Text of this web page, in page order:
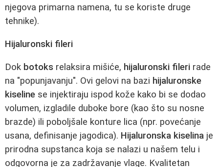
njegova primarna namena, tu se koriste druge
tehnike).
Hijaluronski fileri
Dok botoks relaksira mišiće, hijaluronski fileri rade
na "popunjavanju". Ovi gelovi na bazi hijaluronske
kiseline se injektiraju ispod kože kako bi se dodao
volumen, izgladile duboke bore (kao što su nosne
brazde) ili poboljšale konture lica (npr. povećanje
usana, definisanje jagodica). Hijaluronska kiselina je
prirodna supstanca koja se nalazi u našem telu i
odgovorna je za zadržavanje vlage. Kvalitetan